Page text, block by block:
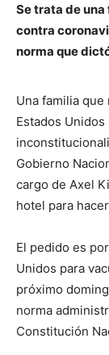
Se trata de una
contra
norma que
Una familia
Estados
Gobierno
cargo de Axel
hotel para
El pedido es
Unidos para
próximo
norma
Constitución